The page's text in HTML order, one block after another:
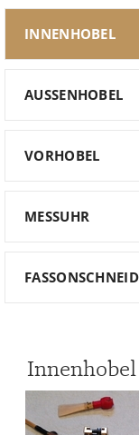
INNENHOBEL
AUSSENHOBEL
VORHOBEL
MESSUHR
Innenhobel